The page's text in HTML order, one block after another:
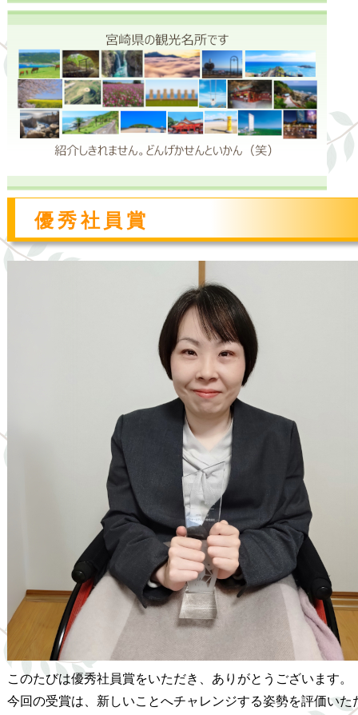
優秀社員賞
このたびは優秀社員賞をいただき、ありがとうございます。
今回の受賞は、新しいことへチャレンジする姿勢を評価いた